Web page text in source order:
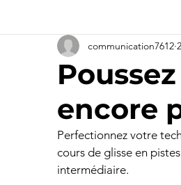
encore
communication7612
Perfectionnez votre
cours de glisse en
intermédiaire.